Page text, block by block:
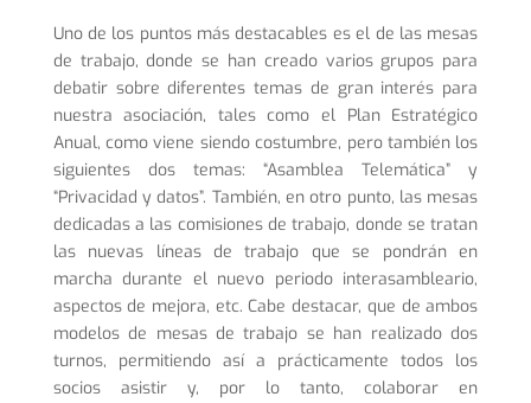
Uno de los puntos más destacables es el de las mesas
de trabajo, donde se han creado varios grupos para
debatir sobre diferentes temas de gran interés para
nuestra asociación, tales como el Plan Estratégico
Anual, como viene siendo costumbre, pero también los
siguientes dos temas: “Asamblea Telemática” y
“Privacidad y datos”. También, en otro punto, las mesas
dedicadas a las comisiones de trabajo, donde se tratan
las nuevas líneas de trabajo que se pondrán en
marcha durante el nuevo periodo interasambleario,
aspectos de mejora, etc. Cabe destacar, que de ambos
modelos de mesas de trabajo se han realizado dos
turnos, permitiendo así a prácticamente todos los
socios asistir y, por lo tanto, colaborar en